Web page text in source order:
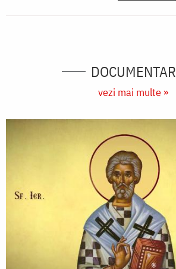
DOCUMENTAR
vezi mai multe »